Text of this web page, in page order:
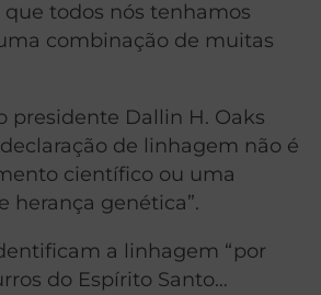
todos nós tenhamos
combinação de muitas
presidente Dallin H. Oaks
de linhagem não é
científico ou uma
herança genética”.
a linhagem “por
do Espírito Santo…